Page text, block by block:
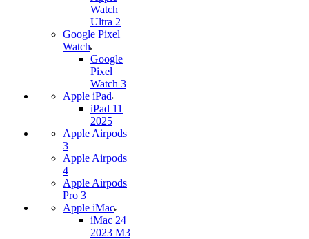
Watch
Ultra 2
Google Pixel
Watch
Google
Pixel
Watch 3
Apple iPad
iPad 11
2025
Apple Airpods
3
Apple Airpods
4
Apple Airpods
Pro 3
Apple iMac
iMac 24
2023 M3